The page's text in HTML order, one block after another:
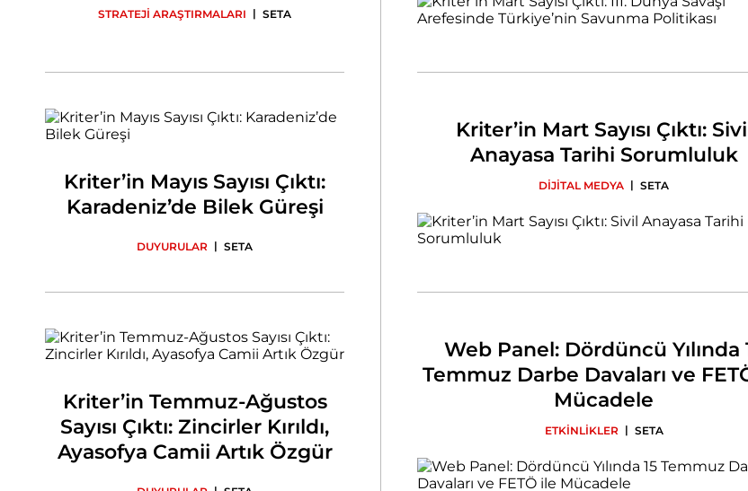
STRATEJİ ARAŞTIRMALARI | SETA
Kriter’in Mayıs Sayısı Çıktı:
Karadeniz’de Bilek Güreşi
DUYURULAR | SETA
Kriter’in Mart Sayısı Çıktı:
Anayasa Tarihi Sorumluluk
DİJİTAL MEDYA | SETA
Kriter’in Temmuz-Ağustos
Sayısı Çıktı: Zincirler Kırıldı,
Ayasofya Camii Artık Özgür
Web Panel: Dördüncü Yılında
Temmuz Darbe Davaları ve
Mücadele
ETKİNLİKLER | SETA